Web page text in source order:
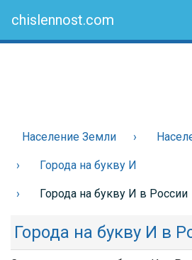
chislennost.com
Население Земли
Города на букву И
Города на букву И в России
Города на букву И в